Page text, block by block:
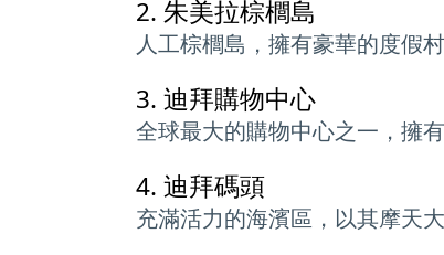
2. 朱美拉棕櫚島
人工棕櫚島，擁有豪華的度假
3. 迪拜購物中心
全球最大的購物中心之一，擁
4. 迪拜碼頭
充滿活力的海濱區，以其摩天